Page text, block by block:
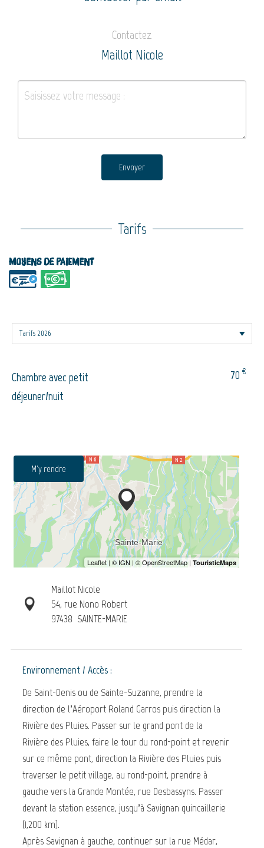
Contactez
Maillot Nicole
Envoyer
Tarifs
Moyens de paiement
Chambre avec petit
déjeuner/nuit
70 €
M'y rendre
Maillot Nicole
54, rue Nono Robert
97438 SAINTE-MARIE
Environnement / Accès :
De Saint-Denis ou de Sainte-Suzanne, prendre la
direction de l’Aéroport Roland Garros puis direction la
Rivière des Pluies. Passer sur le grand pont de la
Rivière des Pluies, faire le tour du rond-point et revenir
sur ce même pont, direction la Rivière des Pluies puis
traverser le petit village, au rond-point, prendre à
gauche vers la Grande Montée, rue Desbassyns. Passer
devant la station essence, jusqu’à Savignan quincaillerie
(1,200 km).
Après Savignan à gauche, continuer sur la rue Médar,